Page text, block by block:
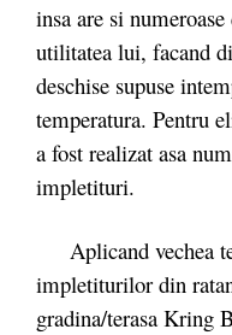
insa are si
utilitatea lui, facand
deschise supuse
temperatura. Pentru
a fost realizat asa
impletituri.
Aplicand vechea
impletiturilor din
gradina/terasa Kring